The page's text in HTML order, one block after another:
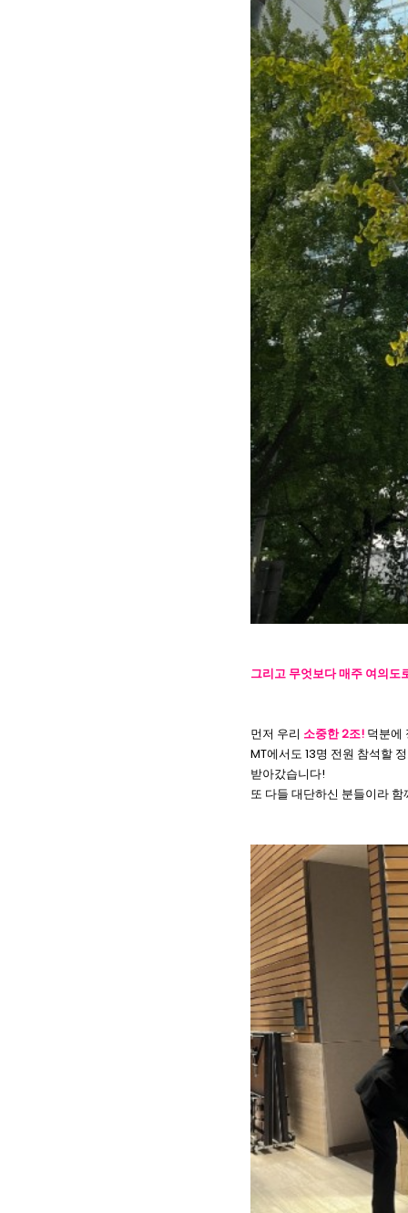
그리고 무엇보다 매주 여의도
먼저 우리 소중한 2조! 덕분에
MT에서도 13명 전원 참석할
받아갔습니다!
또 다들 대단하신 분들이라